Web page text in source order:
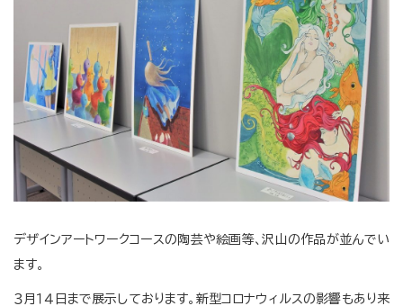
デザインアートワークコースの陶芸や絵画等、沢山の作品が並んでい
ます。
３月１４日まで展示しております。新型コロナウィルスの影響もあり来